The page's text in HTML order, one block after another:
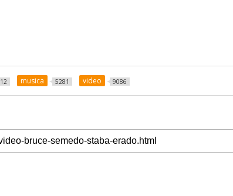
12 musica 5281 video 9086